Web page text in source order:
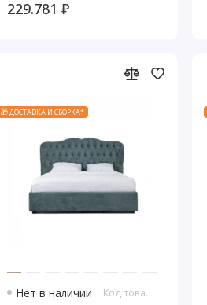
механизмом Тиволи,
229.781 ₽
🎁 ДОСТАВКА И СБОРКА*
Нет в наличии Код товара: 11040